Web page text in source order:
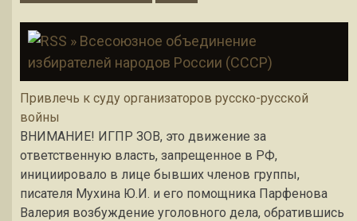
» Всесоюзное объединение
избирателей народов России (СССР)
Привлечь к суду организаторов русско-русской
войны
ВНИМАНИЕ! ИГПР ЗОВ, это движение за
ответственную власть, запрещенное в РФ,
инициировало в лице бывших членов группы,
писателя Мухина Ю.И. и его помощника Парфенова
Валерия возбуждение уголовного дела, обратившись